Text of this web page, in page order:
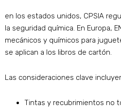
en los estados unidos, CPSIA
la seguridad química. En Europa,
mecánicos y químicos para
se aplican a los libros de cartón.
Las consideraciones clave
Tintas y recubrimientos no